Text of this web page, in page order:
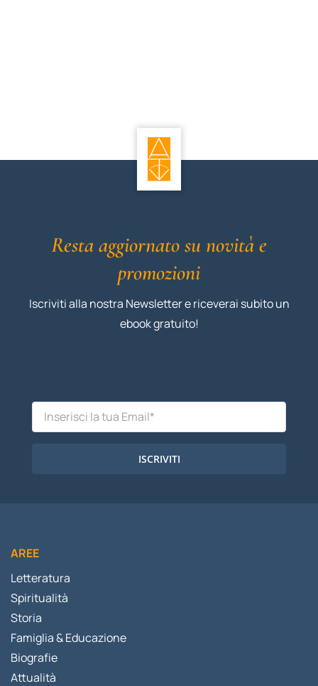
Resta aggiornato su novità e
promozioni
Iscriviti alla nostra Newsletter e riceverai subito un
ebook gratuito!
ISCRIVITI
AREE
Letteratura
Spiritualità
Storia
Famiglia & Educazione
Biografie
Attualità